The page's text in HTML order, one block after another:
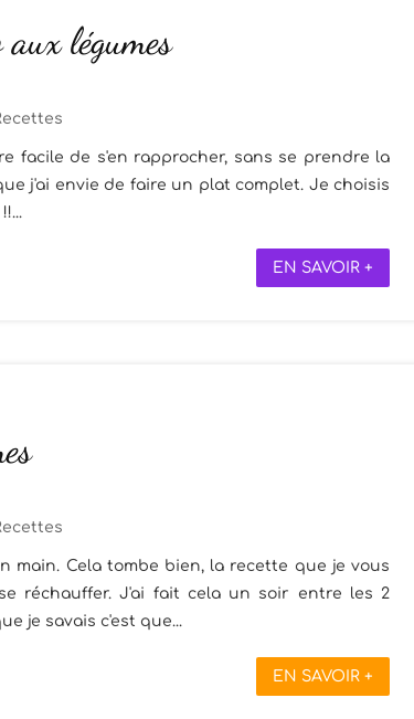
légumes
facile de s'en rapprocher, sans se prendre la
j'ai envie de faire un plat complet. Je choisis
EN SAVOIR +
main. Cela tombe bien, la recette que je vous
réchauffer. J'ai fait cela un soir entre les 2
je savais c'est que...
EN SAVOIR +